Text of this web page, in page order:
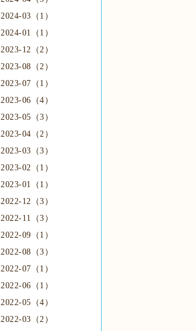
2024-03（1）
2024-01（1）
2023-12（2）
2023-08（2）
2023-07（1）
2023-06（4）
2023-05（3）
2023-04（2）
2023-03（3）
2023-02（1）
2023-01（1）
2022-12（3）
2022-11（3）
2022-09（1）
2022-08（3）
2022-07（1）
2022-06（1）
2022-05（4）
2022-03（2）